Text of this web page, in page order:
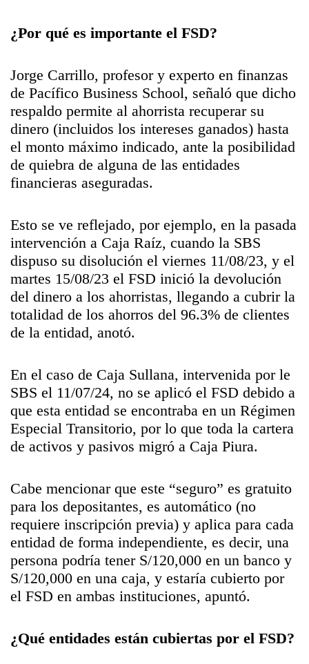
¿Por qué es importante el FSD?
Jorge Carrillo, profesor y experto en finanzas
de Pacífico Business School, señaló que dicho
respaldo permite al ahorrista recuperar su
dinero (incluidos los intereses ganados) hasta
el monto máximo indicado, ante la posibilidad
de quiebra de alguna de las entidades
financieras aseguradas.
Esto se ve reflejado, por ejemplo, en la pasada
intervención a Caja Raíz, cuando la SBS
dispuso su disolución el viernes 11/08/23, y el
martes 15/08/23 el FSD inició la devolución
del dinero a los ahorristas, llegando a cubrir la
totalidad de los ahorros del 96.3% de clientes
de la entidad, anotó.
En el caso de Caja Sullana, intervenida por le
SBS el 11/07/24, no se aplicó el FSD debido a
que esta entidad se encontraba en un Régimen
Especial Transitorio, por lo que toda la cartera
de activos y pasivos migró a Caja Piura.
Cabe mencionar que este “seguro” es gratuito
para los depositantes, es automático (no
requiere inscripción previa) y aplica para cada
entidad de forma independiente, es decir, una
persona podría tener S/120,000 en un banco y
S/120,000 en una caja, y estaría cubierto por
el FSD en ambas instituciones, apuntó.
¿Qué entidades están cubiertas por el FSD?